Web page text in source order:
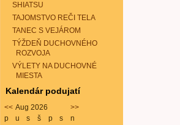
SHIATSU
TAJOMSTVO REČI TELA
TANEC S VEJÁROM
TÝŽDEŇ DUCHOVNÉHO
ROZVOJA
VÝLETY NA DUCHOVNÉ
MIESTA
Kalendár podujatí
<< Aug 2026
>>
p
u s š p s n